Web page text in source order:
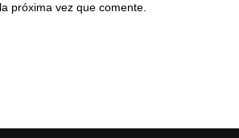
próxima vez que comente.